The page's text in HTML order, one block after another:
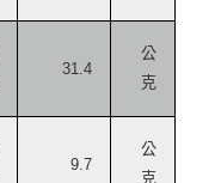
31.4
公
克
9.7
公
克